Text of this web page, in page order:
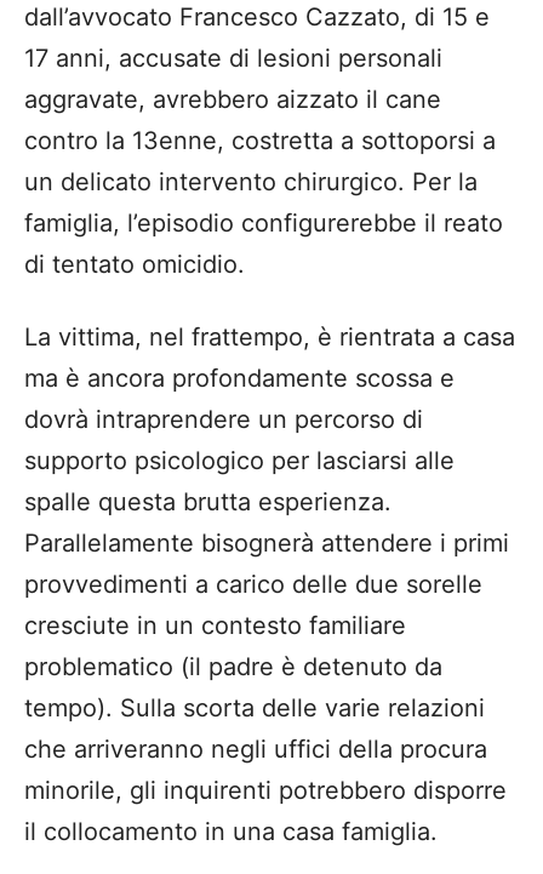
dall’avvocato Francesco Cazzato, di 15 e
17 anni, accusate di lesioni personali
aggravate, avrebbero aizzato il cane
contro la 13enne, costretta a sottoporsi a
un delicato intervento chirurgico. Per la
famiglia, l’episodio configurerebbe il reato
di tentato omicidio.
La vittima, nel frattempo, è rientrata a casa
ma è ancora profondamente scossa e
dovrà intraprendere un percorso di
supporto psicologico per lasciarsi alle
spalle questa brutta esperienza.
Parallelamente bisognerà attendere i primi
provvedimenti a carico delle due sorelle
cresciute in un contesto familiare
problematico (il padre è detenuto da
tempo). Sulla scorta delle varie relazioni
che arriveranno negli uffici della procura
minorile, gli inquirenti potrebbero disporre
il collocamento in una casa famiglia.